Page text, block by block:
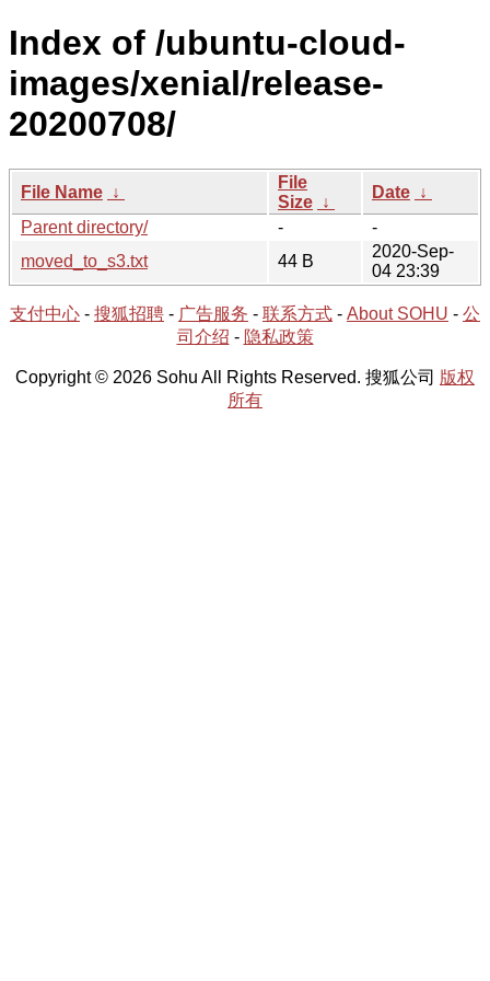
Index of /ubuntu-cloud-
images/xenial/release-
20200708/
File Name ↓
File
Size ↓
Date ↓
Parent directory/
-
-
moved_to_s3.txt
44 B
2020-Sep-
04 23:39
支付中心 - 搜狐招聘 - 广告服务 - 联系方式 - About SOHU - 公
司介绍 - 隐私政策
Copyright © 2026 Sohu All Rights Reserved. 搜狐公司 版权
所有